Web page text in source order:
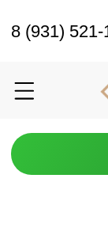
8 (931) 521-14-43